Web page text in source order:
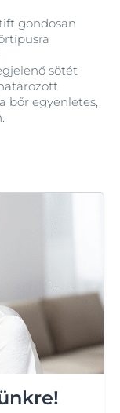
gondosan
sötét
bőr egyenletes,